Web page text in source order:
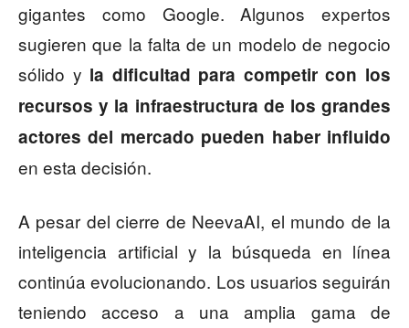
gigantes como Google. Algunos expertos
sugieren que la falta de un modelo de negocio
sólido y la dificultad para competir con los
recursos y la infraestructura de los grandes
actores del mercado pueden haber influido
en esta decisión.
A pesar del cierre de NeevaAI, el mundo de la
inteligencia artificial y la búsqueda en línea
continúa evolucionando. Los usuarios seguirán
teniendo acceso a una amplia gama de